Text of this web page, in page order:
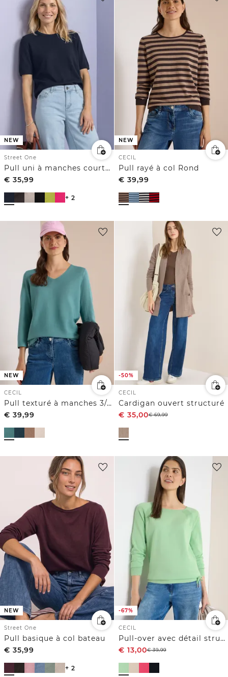
NEW
Street One
Pull uni à manches courtes et col rond
€ 35,99
+ 2
NEW
CECIL
Pull rayé à col Rond
€ 39,99
NEW
CECIL
Pull texturé à manches 3/4 et col V
€ 39,99
-50%
CECIL
Cardigan ouvert structuré
€ 35,00€69,99
NEW
Street One
Pull basique à col bateau
€ 35,99
+ 2
-67%
CECIL
Pull-over avec détail structuré
€ 13,00€39,99